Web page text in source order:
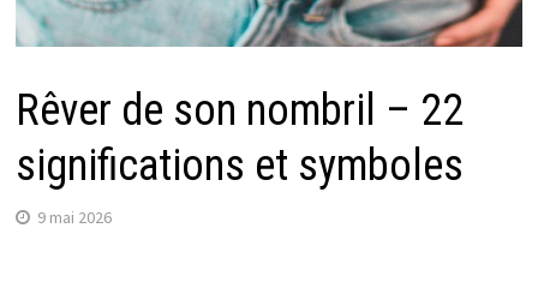
Rêver de son nombril – 22
significations et symboles
9 mai 2026